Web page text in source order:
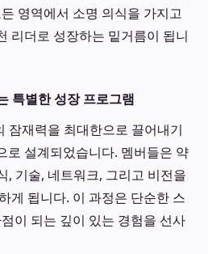
영역에서 소명 의식을 가지고
리더로 성장하는 밑거름이 됩니
특별한 성장 프로그램
잠재력을 최대한으로 끌어내기
로 설계되었습니다. 멤버들은 약
, 기술, 네트워크, 그리고 비전을
게 됩니다. 이 과정은 단순한 스
이 되는 깊이 있는 경험을 선사